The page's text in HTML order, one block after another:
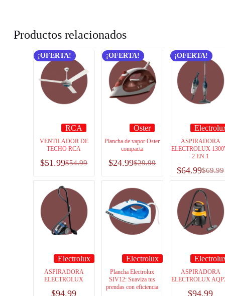
Productos relacionados
¡OFERTA!
RCA
VENTILADOR DE
TECHO RCA
$54.99
$51.99
¡OFERTA!
Oster
Plancha de vapor Oster
compacta
$29.99
$24.99
¡OFERTA!
ASPIRADORA
ELECTROLUX
2 EN 1
$69.99
$64.99
Electrolux
ASPIRADORA
ELECTROLUX
$94.99
Electrolux
Plancha Electrolux
SIV12: Suaviza tus
prendas con eficiencia
ASPIRADORA
ELECTROLUX
$94.99